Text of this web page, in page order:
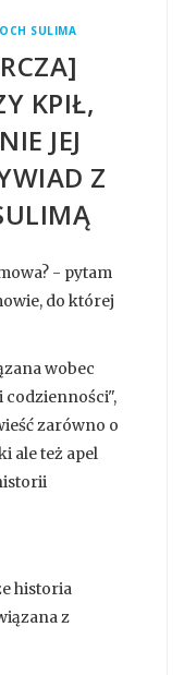
SULIMA
KPIŁ,
JEJ
Z
- pytam
do której
wobec
zarówno o
ale też apel
historia
z